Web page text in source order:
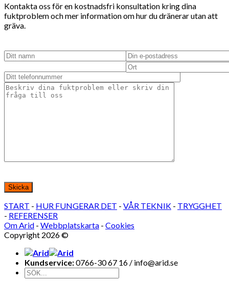
Kontakta oss för en kostnadsfri konsultation kring dina
fuktproblem och mer information om hur du dränerar utan att
gräva.
START - HUR FUNGERAR DET - VÅR TEKNIK - TRYGGHET
- REFERENSER
Om Arid - Webbplatskarta - Cookies
Copyright 2026 ©
Kundservice:0766-30 67 16 / info@arid.se